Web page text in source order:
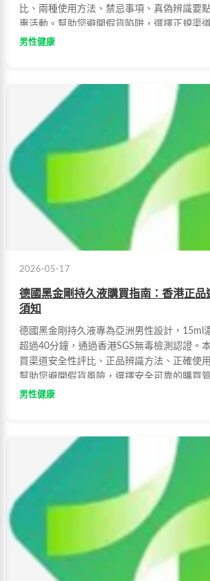
比、兩種使用方法、禁忌事項、真偽辨識要
惠活動。幫助您避開假貨陷阱，選擇正規渠
男性健康
2026-05-17
德國黑金剛持久液購買指南：香港正品
須知
德國黑金剛持久液專為亞洲男性設計，15ml
超過40分鐘，通過香港SGS無毒檢測認證。
買渠道安全性評比、正品辨識方法、正確使
幫助您避開假貨風險，選擇安全可靠的購買
男性健康